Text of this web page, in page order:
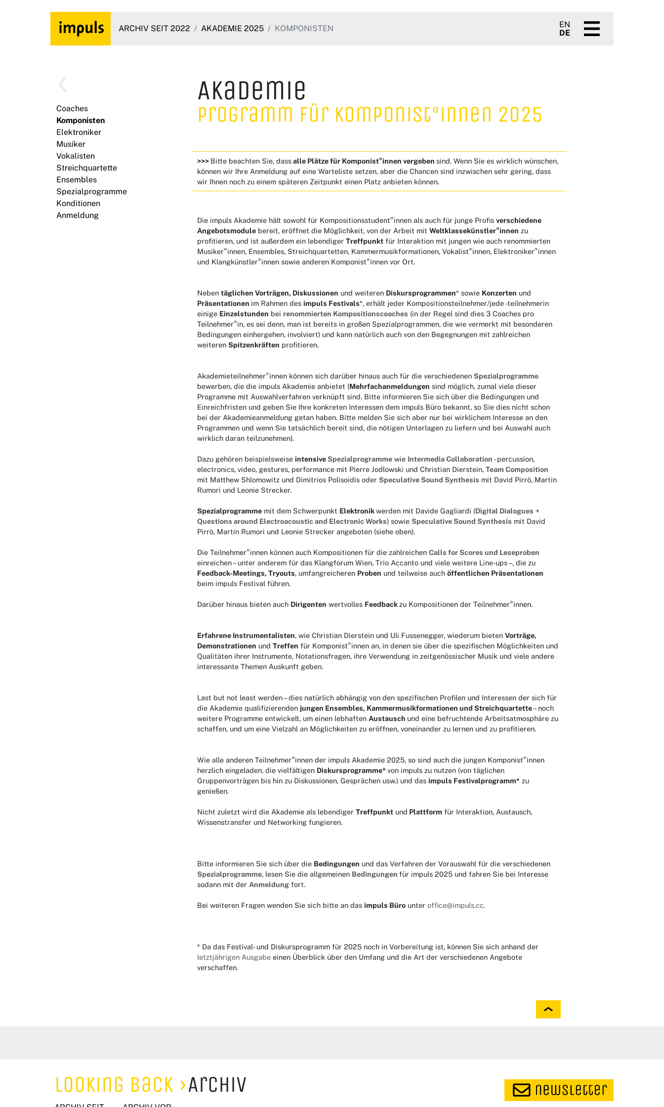
ARCHIV SEIT 2022 AKADEMIE 2025 KOMPONISTEN
EN
DE
Coaches
Komponisten
Elektroniker
Musiker
Vokalisten
Streichquartette
Ensembles
Spezialprogramme
Konditionen
Anmeldung
Akademie
Programm für Komponist°innen 2025
>>> Bitte beachten Sie, dassalle Plätze für Komponist°innen vergeben sind. Wenn Sie es wirklich wünschen,
können wir Ihre Anmeldung auf eine Warteliste setzen, aber die Chancen sind inzwischen sehr gering, dass
wir Ihnen noch zu einem späteren Zeitpunkt einen Platz anbieten können.
Die impuls Akademie hält sowohl für Kompositionsstudent°innen als auch für junge Profis verschiedene
Angebotsmodule bereit, eröffnet die Möglichkeit, von der Arbeit mit Weltklassekünstler°innen zu
profitieren, und ist außerdem ein lebendiger Treffpunkt für Interaktion mit jungen wie auch renommierten
Musiker°innen, Ensembles, Streichquartetten, Kammermusikformationen, Vokalist°innen, Elektroniker°innen
und Klangkünstler°innen sowie anderen Komponist°innen vor Ort.
Neben täglichen Vorträgen, Diskussionen und weiteren Diskursprogrammen* sowie Konzerten und
Präsentationen im Rahmen des impuls Festivals*, erhält jeder Kompositionsteilnehmer/jede -teilnehmerin
einige Einzelstunden bei renommierten Kompositionscoaches (in der Regel sind dies 3 Coaches pro
Teilnehmer°in, es sei denn, man ist bereits in großen Spezialprogrammen, die wie vermerkt mit besonderen
Bedingungen einhergehen, involviert) und kann natürlich auch von den Begegnungen mit zahlreichen
weiteren Spitzenkräften profitieren.
Akademieteilnehmer°innen können sich darüber hinaus auch für die verschiedenen Spezialprogramme
bewerben, die die impuls Akademie anbietet (Mehrfachanmeldungen sind möglich, zumal viele dieser
Programme mit Auswahlverfahren verknüpft sind. Bitte informieren Sie sich über die Bedingungen und
Einreichfristen und geben Sie Ihre konkreten Interessen dem impuls Büro bekannt, so Sie dies nicht schon
bei der Akademieanmeldung getan haben. Bitte melden Sie sich aber nur bei wirklichem Interesse an den
Programmen und wenn Sie tatsächlich bereit sind, die nötigen Unterlagen zu liefern und bei Auswahl auch
wirklich daran teilzunehmen).
Dazu gehören beispielsweise intensiveSpezialprogramme wie Intermedia Collaboration - percussion,
electronics, video, gestures, performance mit Pierre Jodlowski und Christian Dierstein, Team Composition
mit Matthew Shlomowitz und Dimitrios Polisoidis oder Speculative Sound Synthesis mit David Pirrò, Martin
Rumori und Leonie Strecker.
Spezialprogramme mit dem Schwerpunkt Elektronikwerden mit Davide Gagliardi (Digital Dialogues +
Questions around Electroacoustic and Electronic Works) sowie Speculative Sound Synthesis mit David
Pirrò, Martin Rumori und Leonie Strecker angeboten (siehe oben).
Die Teilnehmer°innen können auch Kompositionen für die zahlreichen Calls for Scores und Leseproben
einreichen – unter anderem für das Klangforum Wien, Trio Accanto und viele weitere Line-ups –, die zu
Feedback-Meetings, Tryouts, umfangreicheren Proben und teilweise auch öffentlichen Präsentationen
beim impuls Festival führen.
Darüber hinaus bieten auch Dirigenten wertvolles Feedbackzu Kompositionen der Teilnehmer°innen.
Erfahrene Instrumentalisten, wie Christian Dierstein und Uli Fussenegger, wiederum bieten Vorträge,
Demonstrationen und Treffen für Komponist°innen an, in denen sie über die spezifischen Möglichkeiten und
Qualitäten ihrer Instrumente, Notationsfragen, ihre Verwendung in zeitgenössischer Musik und viele andere
interessante Themen Auskunft geben.
Last but not least werden – dies natürlich abhängig von den spezifischen Profilen und Interessen der sich für
die Akademie qualifizierenden jungen Ensembles, Kammermusikformationen und Streichquartette– noch
weitere Programme entwickelt, um einen lebhaften Austausch und eine befruchtende Arbeitsatmosphäre zu
schaffen, und um eine Vielzahl an Möglichkeiten zu eröffnen, voneinander zu lernen und zu profitieren.
Wie alle anderen Teilnehmer°innen der impuls Akademie 2025, so sind auch die jungen Komponist°innen
herzlich eingeladen, die vielfältigen Diskursprogramme* von impuls zu nutzen (von täglichen
Gruppenvorträgen bis hin zu Diskussionen, Gesprächen usw.) und das impuls Festivalprogramm* zu
genießen.
Nicht zuletzt wird die Akademie als lebendiger Treffpunkt und Plattform für Interaktion, Austausch,
Wissenstransfer und Networking fungieren.
Bitte informieren Sie sich über die Bedingungen und das Verfahren der Vorauswahl für die verschiedenen
Spezialprogramme, lesen Sie die allgemeinen Bedingungen für impuls 2025 und fahren Sie bei Interesse
sodann mit der Anmeldung fort.
Bei weiteren Fragen wenden Sie sich bitte an das impuls Büro unter office@impuls.cc.
* Da das Festival- und Diskursprogramm für 2025 noch in Vorbereitung ist, können Sie sich anhand der
letztjährigen Ausgabe einen Überblick über den Umfang und die Art der verschiedenen Angebote
verschaffen.
Looking Back Archiv